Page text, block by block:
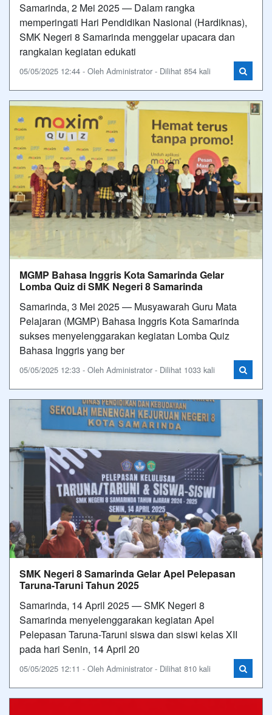
Samarinda, 2 Mei 2025 — Dalam rangka
memperingati Hari Pendidikan Nasional (Hardiknas),
SMK Negeri 8 Samarinda menggelar upacara dan
rangkaian kegiatan edukati
05/05/2025 12:44 - Oleh Administrator - Dilihat 854 kali
MGMP Bahasa Inggris Kota Samarinda Gelar
Lomba Quiz di SMK Negeri 8 Samarinda
Samarinda, 3 Mei 2025 — Musyawarah Guru Mata
Pelajaran (MGMP) Bahasa Inggris Kota Samarinda
sukses menyelenggarakan kegiatan Lomba Quiz
Bahasa Inggris yang ber
05/05/2025 12:33 - Oleh Administrator - Dilihat 1033 kali
SMK Negeri 8 Samarinda Gelar Apel Pelepasan
Taruna-Taruni Tahun 2025
Samarinda, 14 April 2025 — SMK Negeri 8
Samarinda menyelenggarakan kegiatan Apel
Pelepasan Taruna-Taruni siswa dan siswi kelas XII
pada hari Senin, 14 April 20
05/05/2025 12:11 - Oleh Administrator - Dilihat 810 kali